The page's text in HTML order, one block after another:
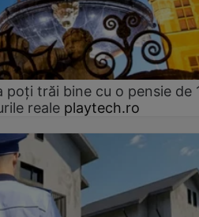
poți trăi bine cu o pensie de
reale playtech.ro